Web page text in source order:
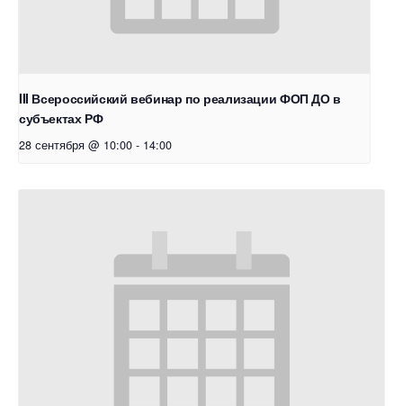
III Всероссийский вебинар по реализации ФОП ДО в
субъектах РФ
28 сентября @ 10:00 - 14:00